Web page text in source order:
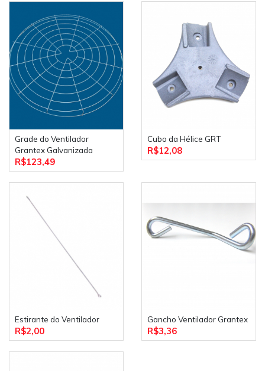
Grade do Ventilador
Grantex Galvanizada
R$123,49
Cubo da Hélice GRT
R$12,08
Estirante do Ventilador
R$2,00
Gancho Ventilador Grantex
R$3,36